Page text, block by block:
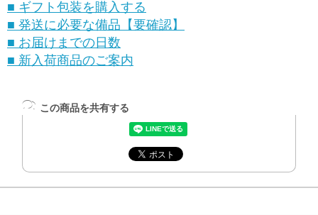
■ ギフト包装を購入する
■ 発送に必要な備品【要確認】
■ お届けまでの日数
■ 新入荷商品のご案内
この商品を共有する